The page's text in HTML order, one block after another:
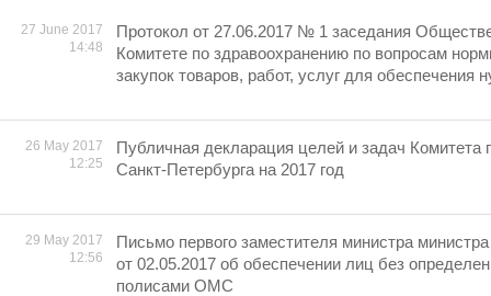
27 June 2017
14:48
Протокол от 27.06.2017 № 1 заседания
Комитете по здравоохранению по вопросам
закупок товаров, работ, услуг для обеспечения
26 May 2017
12:25
Публичная декларация целей и задач Комитета
Санкт-Петербурга на 2017 год
29 May 2017
12:56
Письмо первого заместителя министра
от 02.05.2017 об обеспечении лиц без
полисами ОМС